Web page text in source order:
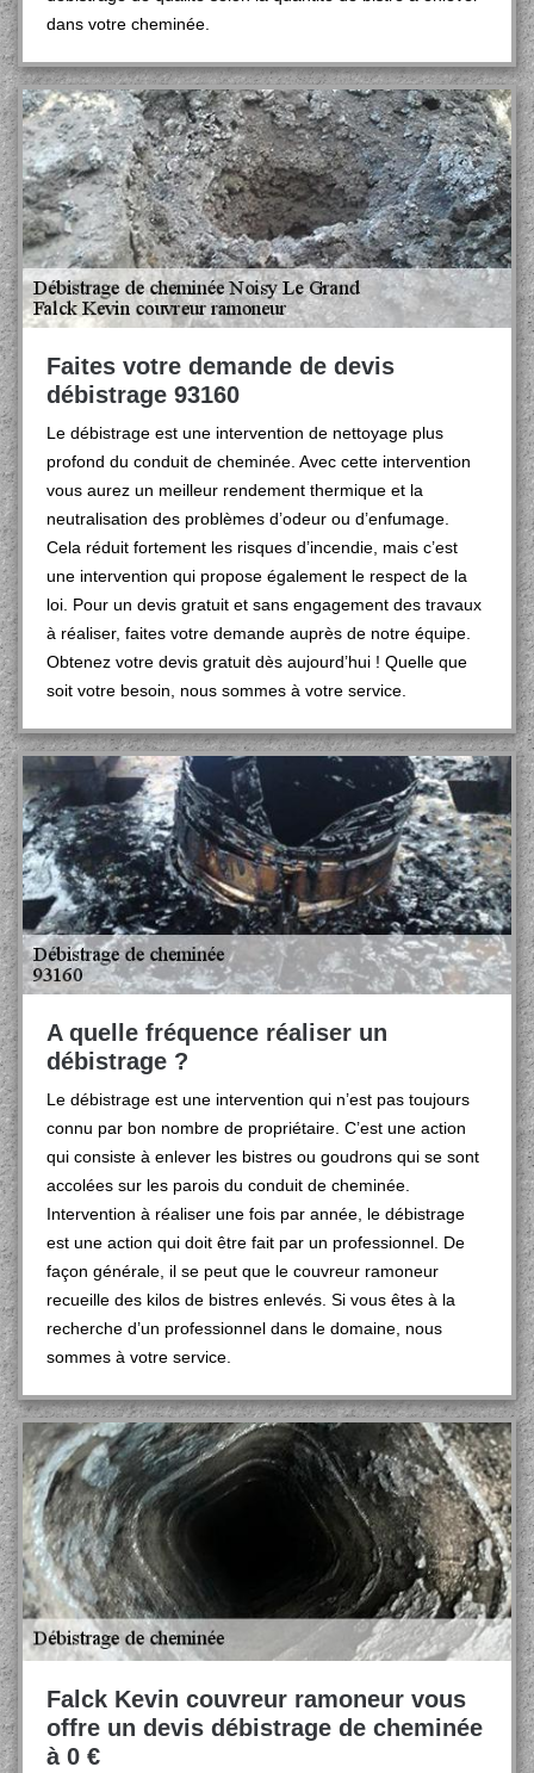
dans votre cheminée.
Faites votre demande de devis
débistrage 93160
Le débistrage est une intervention de nettoyage plus
profond du conduit de cheminée. Avec cette intervention
vous aurez un meilleur rendement thermique et la
neutralisation des problèmes d’odeur ou d’enfumage.
Cela réduit fortement les risques d’incendie, mais c’est
une intervention qui propose également le respect de la
loi. Pour un devis gratuit et sans engagement des travaux
à réaliser, faites votre demande auprès de notre équipe.
Obtenez votre devis gratuit dès aujourd’hui ! Quelle que
soit votre besoin, nous sommes à votre service.
A quelle fréquence réaliser un
débistrage ?
Le débistrage est une intervention qui n’est pas toujours
connu par bon nombre de propriétaire. C’est une action
qui consiste à enlever les bistres ou goudrons qui se sont
accolées sur les parois du conduit de cheminée.
Intervention à réaliser une fois par année, le débistrage
est une action qui doit être fait par un professionnel. De
façon générale, il se peut que le couvreur ramoneur
recueille des kilos de bistres enlevés. Si vous êtes à la
recherche d’un professionnel dans le domaine, nous
sommes à votre service.
Falck Kevin couvreur ramoneur vous
offre un devis débistrage de cheminée
à 0 €